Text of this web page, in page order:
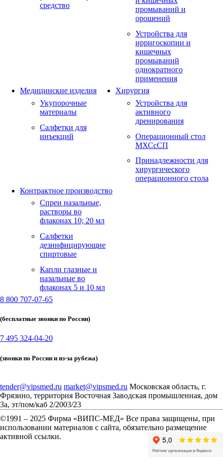
средство
промываний и
орошений
Устройства для
ирригоскопии и
кишечных
промываний
однократного
применения
Медицинские изделия
Укупорочные
материалы
Салфетки для
инъекций
Хирургия
Устройства для
активного
дренирования
Операционный стол
МХСсСП
Принадлежности для
хирургического
операционного стола
Контрактное производство
Спреи назальные,
растворы во
флаконах 10; 20 мл
Салфетки
дезинфицирующие
спиртовые
Капли глазные и
назальные во
флаконах 5 и 10 мл
8 800 707-07-65
(бесплатные звонки по России)
7 495 324-04-20
(звонки по России и из-за рубежа)
tender@vipsmed.ru market@vipsmed.ru Московская область, г.
Фрязино, территория Восточная Заводская промышленная, дом
3а, эт/пом/каб 2/2003/23
©1991 – 2025 Фирма «ВИПС-МЕД» Все права защищены, при
использовании материалов с сайта, обязательно размещение
активной ссылки.